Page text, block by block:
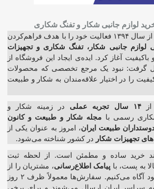
لوازم جانبی شکار و تفنگ شکاری
از سال ۱۳۹۴ فعالیت خود را با هدف فراهم‌کردن
لوازم جانبی شکار، تفنگ شکاری و تجهیزات
آغاز کرد. ایده‌ی ایجاد این فروشگاه از
گرفت: نبود یک مرجع تخصصی که محصولات
را در اختیار علاقه‌مندان به شکار و طبیعت
۱۴ سال تجربه عملی
در زمینه شکار و
رسمی با مجله شکار و طبیعت و کانون
طبیعت ایران، امروز به عنوان یکی از
تجهیزات شکار در کشور شناخته می‌شود.
خرید ساده و مطمئن است. از لحظه ثبت
به پست، با پیامک اطلاع‌رسانی، مشتریان را از
وضعیت سفارش خود آگاه می‌کنیم. سفارش‌ها معمولاً ظرف ۲ روز